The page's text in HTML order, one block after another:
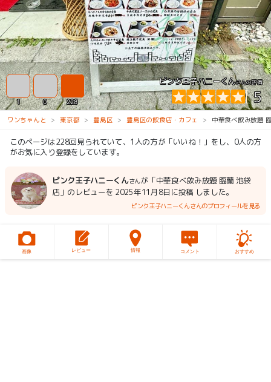
ピンク王子ハニーくんさんの評価
5
1 0 228
ワンちゃんと 東京都 豊島区 豊島区の飲食店・カフェ 中華食べ飲み放題
このページは228回見られていて、1人の方が「いいね！」をし、0人の方
がお気に入り登録をしています。
ピンク王子ハニーくんさんが「中華食べ飲み放題 臨蘭 池袋
店」のレビューを 2025年11月8日に投稿 しました。
ピンク王子ハニーくんさんのプロフィールを見る
画像 レビュー 情報 コメント おすすめ